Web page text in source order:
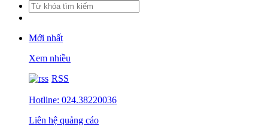
Mới nhất
Xem nhiều
RSS
Hotline: 024.38220036
Liên hệ quảng cáo